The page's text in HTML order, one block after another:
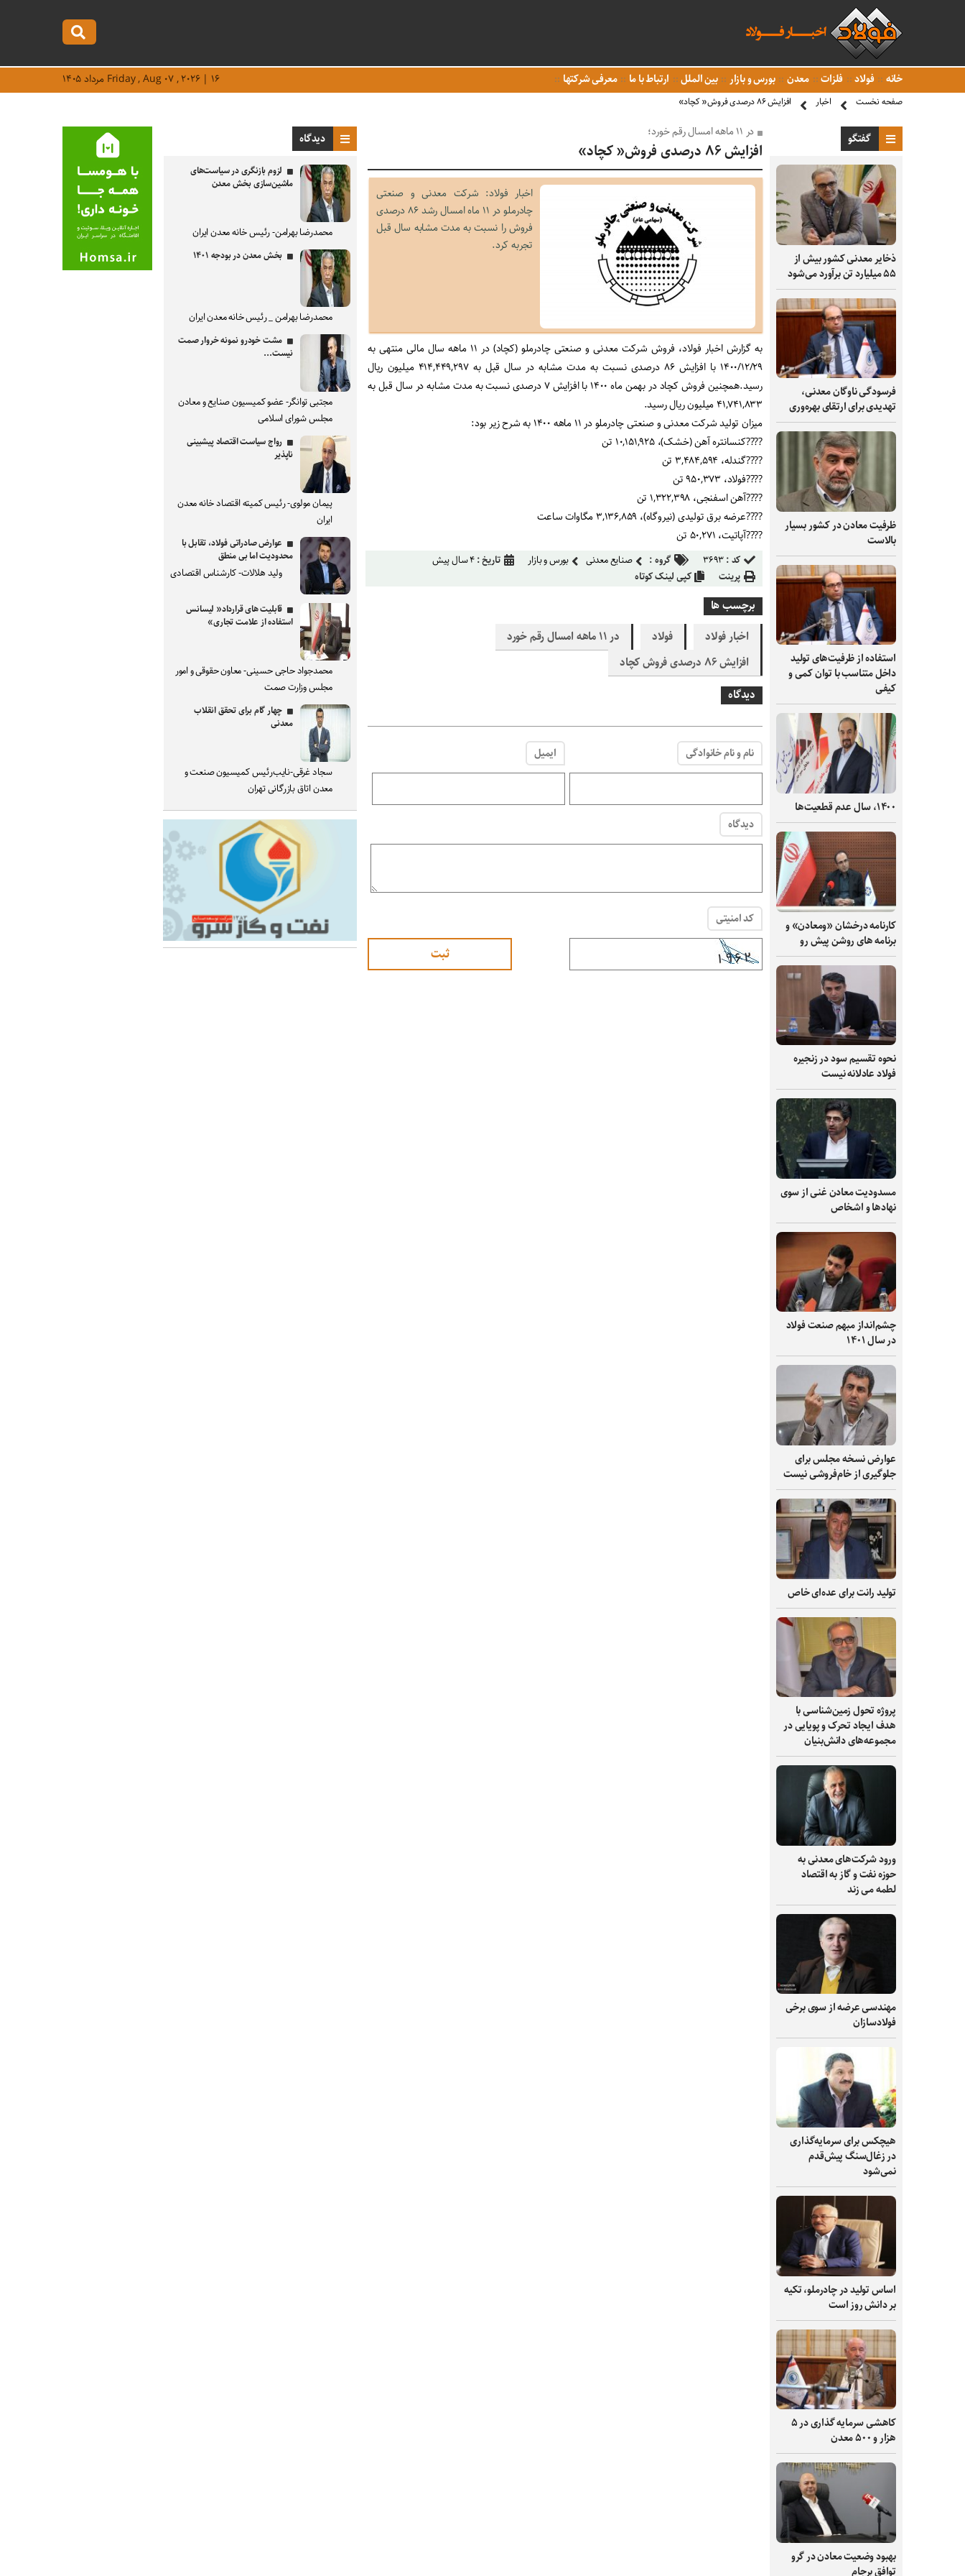
خانه فولاد فلزات معدن بورس و بازار بین الملل ارتباط با ما معرفی شرکتها Friday , Aug ۰۷ , ۲۰۲۶ | ۱۶ مرداد ۱۴۰۵
صفحه نخست اخبار افزایش ۸۶ درصدی فروش« کچاد»
گفتگو
ذخایر معدنی کشور بیش از
۵۵ میلیارد تن برآورد می‌شود
فرسودگی ناوگان معدنی،
تهدیدی برای ارتقای بهره‌وری
ظرفیت‌ معادن در کشور بسیار
بالاست
استفاده از ظرفیت‌های تولید
داخل متناسب با توان کمی و
کیفی
۱۴۰۰، سال عدم قطعیت‌ها
کارنامه درخشان «ومعادن» و
برنامه های روشن پیش رو
نحوه تقسیم سود در زنجیره
فولاد عادلانه نیست
مسدودیت معادن غنی از سوی
نهادها و اشخاص
چشم‌انداز مبهم صنعت فولاد
در سال ۱۴۰۱
عوارض نسخه مجلس برای
جلوگیری از خام‌فروشی نیست
تولید رانت برای عده‌ای خاص
پروژه تحول زمین‌شناسی با
هدف ایجاد تحرک و پویایی در
مجموعه‌های دانش‌بنیان
ورود شرکت‌های معدنی به
حوزه نفت و گاز به اقتصاد
لطمه می زند
مهندسی عرضه از سوی برخی
فولادسازان
هیچکس برای سرمایه‌گذاری
در زغال‌سنگ پیش‌قدم
نمی‌شود
اساس تولید در چادرملو، تکیه
بر دانش‌ روز است
کاهشی سرمایه گذاری در ۵
هزار و ۵۰۰ معدن
بهبود وضعیت معادن در گرو
توافق برجام
در ۱۱ ماهه امسال رقم خورد؛
افزایش ۸۶ درصدی فروش« کچاد»
اخبار فولاد: شرکت معدنی و صنعتی
چادرملو در ۱۱ ماه امسال رشد ۸۶ درصدی
فروش را نسبت به مدت مشابه سال قبل
تجربه کرد.
به گزارش اخبار فولاد، فروش شرکت معدنی و صنعتی چادرملو (کچاد) در ۱۱ ماهه سال مالی منتهی به
۱۴۰۰/۱۲/۲۹ با افزایش ۸۶ درصدی نسبت به مدت مشابه در سال قبل به ۴۱۴,۴۴۹,۲۹۷ میلیون ریال
رسید.
همچنین فروش کچاد در بهمن ماه ۱۴۰۰ با افزایش ۷ درصدی نسبت به مدت مشابه در سال قبل به
۴۱,۷۴۱,۸۳۳ میلیون ریال رسید
.
میزان تولید شرکت معدنی و صنعتی چادرملو در ۱۱ ماهه ۱۴۰۰ به شرح زیر بود
:
????کنسانتره آهن (خشک)، ۱۰,۱۵۱,۹۲۵ تن
????گندله، ۳,۴۸۴,۵۹۴ تن
????فولاد، ۹۵۰,۳۷۳ تن
????آهن اسفنجی، ۱,۳۲۲,۳۹۸ تن
????عرضه برق تولیدی (نیروگاه)، ۳,۱۳۶,۸۵۹ مگاوات ساعت
????آپاتیت، ۵۰,۲۷۱ تن
کد :۳۶۹۳ گروه : صنایع معدنی بورس و بازار تاریخ :۴ سال پیش
پرینت
کپی لینک کوتاه
برچسب ها
اخبار فولاد
فولاد
در ۱۱ ماهه امسال رقم خورد
افزایش ۸۶ درصدی فروش کچاد
دیدگاه
نام و نام خانوادگی ایمیل
دیدگاه
کد امنیتی
دیدگاه
لزوم بازنگری در سیاست‌های
ماشین‌سازی بخش معدن
محمدرضا بهرامن- رئیس خانه معدن ایران
بخش معدن در بودجه ۱۴۰۱
محمدرضا بهرامن _ رئیس خانه معدن ایران
مشت خودرو نمونه خروار صمت
نیست...
مجتبی توانگر- عضو کمیسیون صنایع و معادن
مجلس شورای اسلامی
رواج سیاست اقتصاد پیشبینی
ناپذیر
پیمان مولوی- رئیس کمیته اقتصاد خانه معدن
ایران
عوارض صادراتی فولاد، تقابل با
محدودیت اما بی منطق
ولید هلالات- کارشناس اقتصادی
قابلیت های قرارداد« لیسانس
استفاده از علامت تجاری»
محمدجواد حاجی حسینی- معاون حقوقی و امور
مجلس وزارت صمت
چهار گام برای تحقق انقلاب
معدنی
سجاد غرقی-نایب‌رئیس کمیسیون صنعت و
معدن اتاق بازرگانی تهران